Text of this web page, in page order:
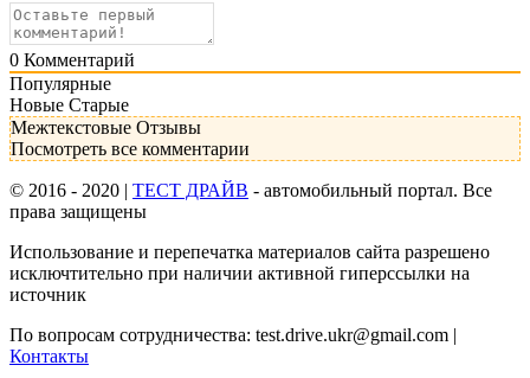
0 Комментарий
Популярные
Новые Старые
Межтекстовые Отзывы
Посмотреть все комментарии
© 2016 - 2020 | ТЕСТ ДРАЙВ - автомобильный портал. Все
права защищены
Использование и перепечатка материалов сайта разрешено
исключтительно при наличии активной гиперссылки на
источник
По вопросам сотрудничества: test.drive.ukr@gmail.com |
Контакты